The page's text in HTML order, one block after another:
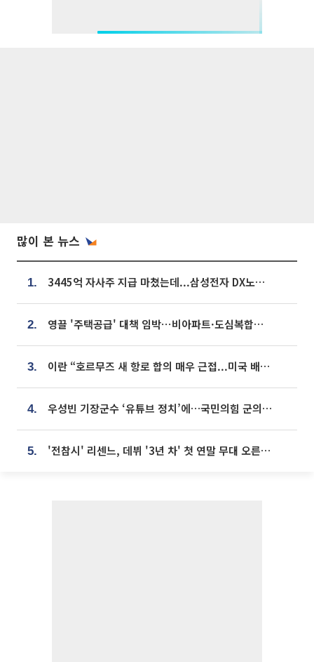
많이 본 뉴스
1. 3445억 자사주 지급 마쳤는데...삼성전자 DX노조, 뒤늦은 '떼쓰기 집회'
2. 영끌 '주택공급' 대책 임박⋯비아파트·도심복합까지 총동원
3. 이란 “호르무즈 새 항로 합의 매우 근접...미국 배상 먼저”
4. 우성빈 기장군수 ‘유튜브 정치’에…국민의힘 군의원들 집단 반발
5. '전참시' 리센느, 데뷔 '3년 차' 첫 연말 무대 오른다⋯"그동안 섭외 안 와"